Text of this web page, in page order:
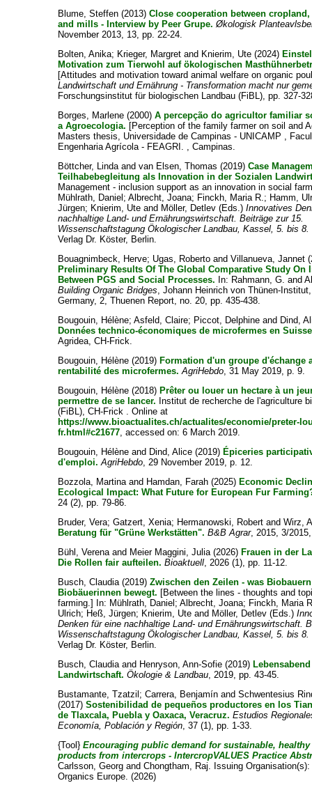
Blume, Steffen (2013)Close cooperation between
and mills - Interview by Peer Grupe. Økologisk
November 2013, 13, pp. 22-24.
Bolten, Anika; Krieger, Margret and Knierim, Ute (2024)
Motivation zum Tierwohl auf ökologischen
[Attitudes and motivation toward animal welfare on organic
Landwirtschaft und Ernährung - Transformation macht nur
Forschungsinstitut für biologischen Landbau (FiBL), pp. 327-
Borges, Marlene (2000)A percepção do agricultor familiar
a Agroecologia. [Perception of the family farmer on soil and
Masters thesis, Universidade de Campinas - UNICAMP ,
Engenharia Agrícola - FEAGRI. , Campinas.
Böttcher, Lindaandvan Elsen, Thomas (2019)Case
Teilhabebegleitung als Innovation in der Sozialen
Management - inclusion support as an innovation in social
Mühlrath, Daniel ;Albrecht, Joana; Finckh, Maria R.; Hamm,
Jürgen; Knierim, Ute and Möller, Detlev (Eds.)Innovatives
nachhaltige Land- und Ernährungswirtschaft. Beiträge zur 15.
Wissenschaftstagung Ökologischer Landbau, Kassel, 5. bis 8.
Verlag Dr. Köster, Berlin.
Bouagnimbeck, Herve; Ugas, Roberto andVillanueva, Jannet
Preliminary Results Of The Global Comparative Study On
Between PGS and Social Processes. In: Rahmann, G. and
Building Organic Bridges, Johann Heinrich von Thünen-
Germany, 2, Thuenen Report, no. 20, pp. 435-438.
Bougouin, Hélène;Asfeld, Claire; Piccot, Delphine and Dind,
Données technico-économiques de microfermes en
Agridea, CH-Frick.
Bougouin, Hélène (2019) Formation d'un groupe d'échange
rentabilité des microfermes. AgriHebdo, 31 May 2019, p. 9.
Bougouin, Hélène (2018) Prêter ou louer un hectare à un
permettre de se lancer. Institut de recherche de l'agriculture
(FiBL), CH-Frick . Online at
https://www.bioactualites.ch/actualites/economie/preter-
fr.html#c21677, accessed on: 6 March 2019.
Bougouin, Hélène and Dind, Alice (2019) Épiceries
d'emploi. AgriHebdo, 29 November 2019, p. 12.
Bozzola, Martinaand Hamdan, Farah (2025) Economic
Ecological Impact: What Future for European Fur
24 (2), pp. 79-86.
Bruder, Vera;Gatzert, Xenia; Hermanowski, Robert andWirz,
Beratung für "Grüne Werkstätten". B&B Agrar, 2015, 3/
Bühl, Verenaand Meier Maggini, Julia(2026) Frauen in der
Die Rollen fair aufteilen. Bioaktuell, 2026 (1), pp. 11-12.
Busch, Claudia(2019)Zwischen den Zeilen - was
Biobäuerinnen bewegt. [Between the lines - thoughts and
farming.] In: Mühlrath, Daniel ;Albrecht, Joana; Finckh, Maria
Ulrich; Heß, Jürgen; Knierim, Ute and Möller, Detlev (Eds.)
Denken für eine nachhaltige Land- und Ernährungswirtschaft.
Wissenschaftstagung Ökologischer Landbau, Kassel, 5. bis 8.
Verlag Dr. Köster, Berlin.
Busch, Claudiaand Henryson, Ann-Sofie (2019)
Landwirtschaft. Ökologie & Landbau, 2019, pp. 43-45.
Bustamante, Tzatzil ;Carrera, Benjamín andSchwentesius
(2017)Sostenibilidad de pequeños productores en los
de Tlaxcala, Puebla y Oaxaca, Veracruz. Estudios
Economía, Población y Región, 37 (1), pp. 1-33.
{Tool}Encouraging public demand for sustainable,
products from intercrops - IntercropVALUES Practice
Carlsson, Georg andChongtham, Raj. Issuing
Organics Europe. (2026)